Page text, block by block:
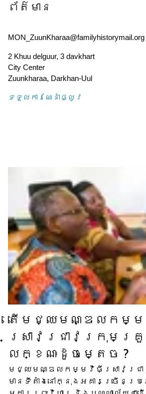
ព័ត៌មាន
MON_ZuunKharaa@familyhistorymail.org
2 Khuu delguur, 3 davkhart
City Center
Zuunkharaa, Darkhan-Uul
ទទួល​ការណែនាំ​ផ្លូវ
តើ​មជ្ឈមណ្ឌល​កម្
ស្រាវជ្រាវ​ក្រុមគ្រួ
លក្ខណៈ​ដូចម្តេច ?
មជ្ឈមណ្ឌល​កម្មវិធី​ស្រាវជ្រា
មាន​ទីតាំង​នៅក្នុង​អគារ​ច្រើន​ប្រ